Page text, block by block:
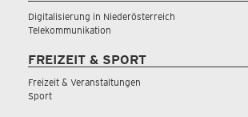
Digitalisierung in Niederösterreich
Telekommunikation
FREIZEIT & SPORT
Freizeit & Veranstaltungen
Sport